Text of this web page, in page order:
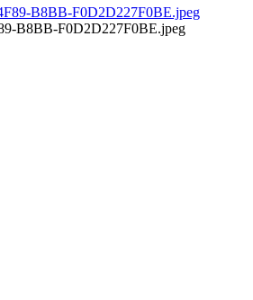
B8BB-F0D2D227F0BE.jpeg